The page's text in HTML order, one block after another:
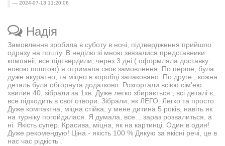
2024-07-13 11:20:06
Надія
Замовлення зробила в суботу в ночі, підтвердження прийшло
одразу на пошту. В неділю зі мною звязалися представники
компаніі, все підтвердили, через 3 дні ( оформляла доставку
новою поштою) я отримала своє замовлення. По перше, була
дуже акуратно, та міцно в коробці запаковано. По друге , кожна
деталь була обгорнута додатково. Розгортали всією сім'ею
хвилин 40, зібрали за 1хв. Дуже легко збирається , всі деталі є,
все підходить в свої отвори. Зібрали, як ЛЕГО. Легко та просто.
Дуже компактна, міцна стійка, у мене дитина 5 років, навіть як
на турніку погойдалася. Я думала, все... зараз розвалиться, а
ні. Якість супер. Красива, міцна, як на картинці. Один в один!
Дуже рекомендую! Ціна - якість 100 % Дякую за якісні речі, це в
нас час рідкість .